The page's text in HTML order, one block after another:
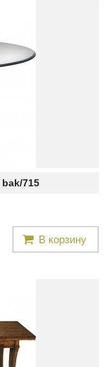
bak/715
В корзину